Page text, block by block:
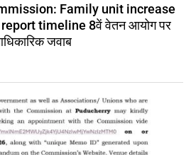
Family unit increase
timeline 8वें वेतन आयोग पर
जवाब